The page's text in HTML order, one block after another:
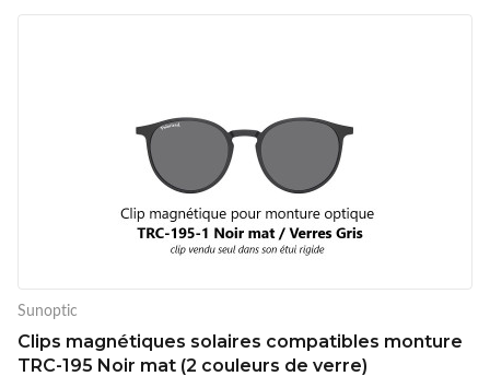
Sunoptic
Clips magnétiques solaires compatibles monture
TRC-195 Noir mat (2 couleurs de verre)